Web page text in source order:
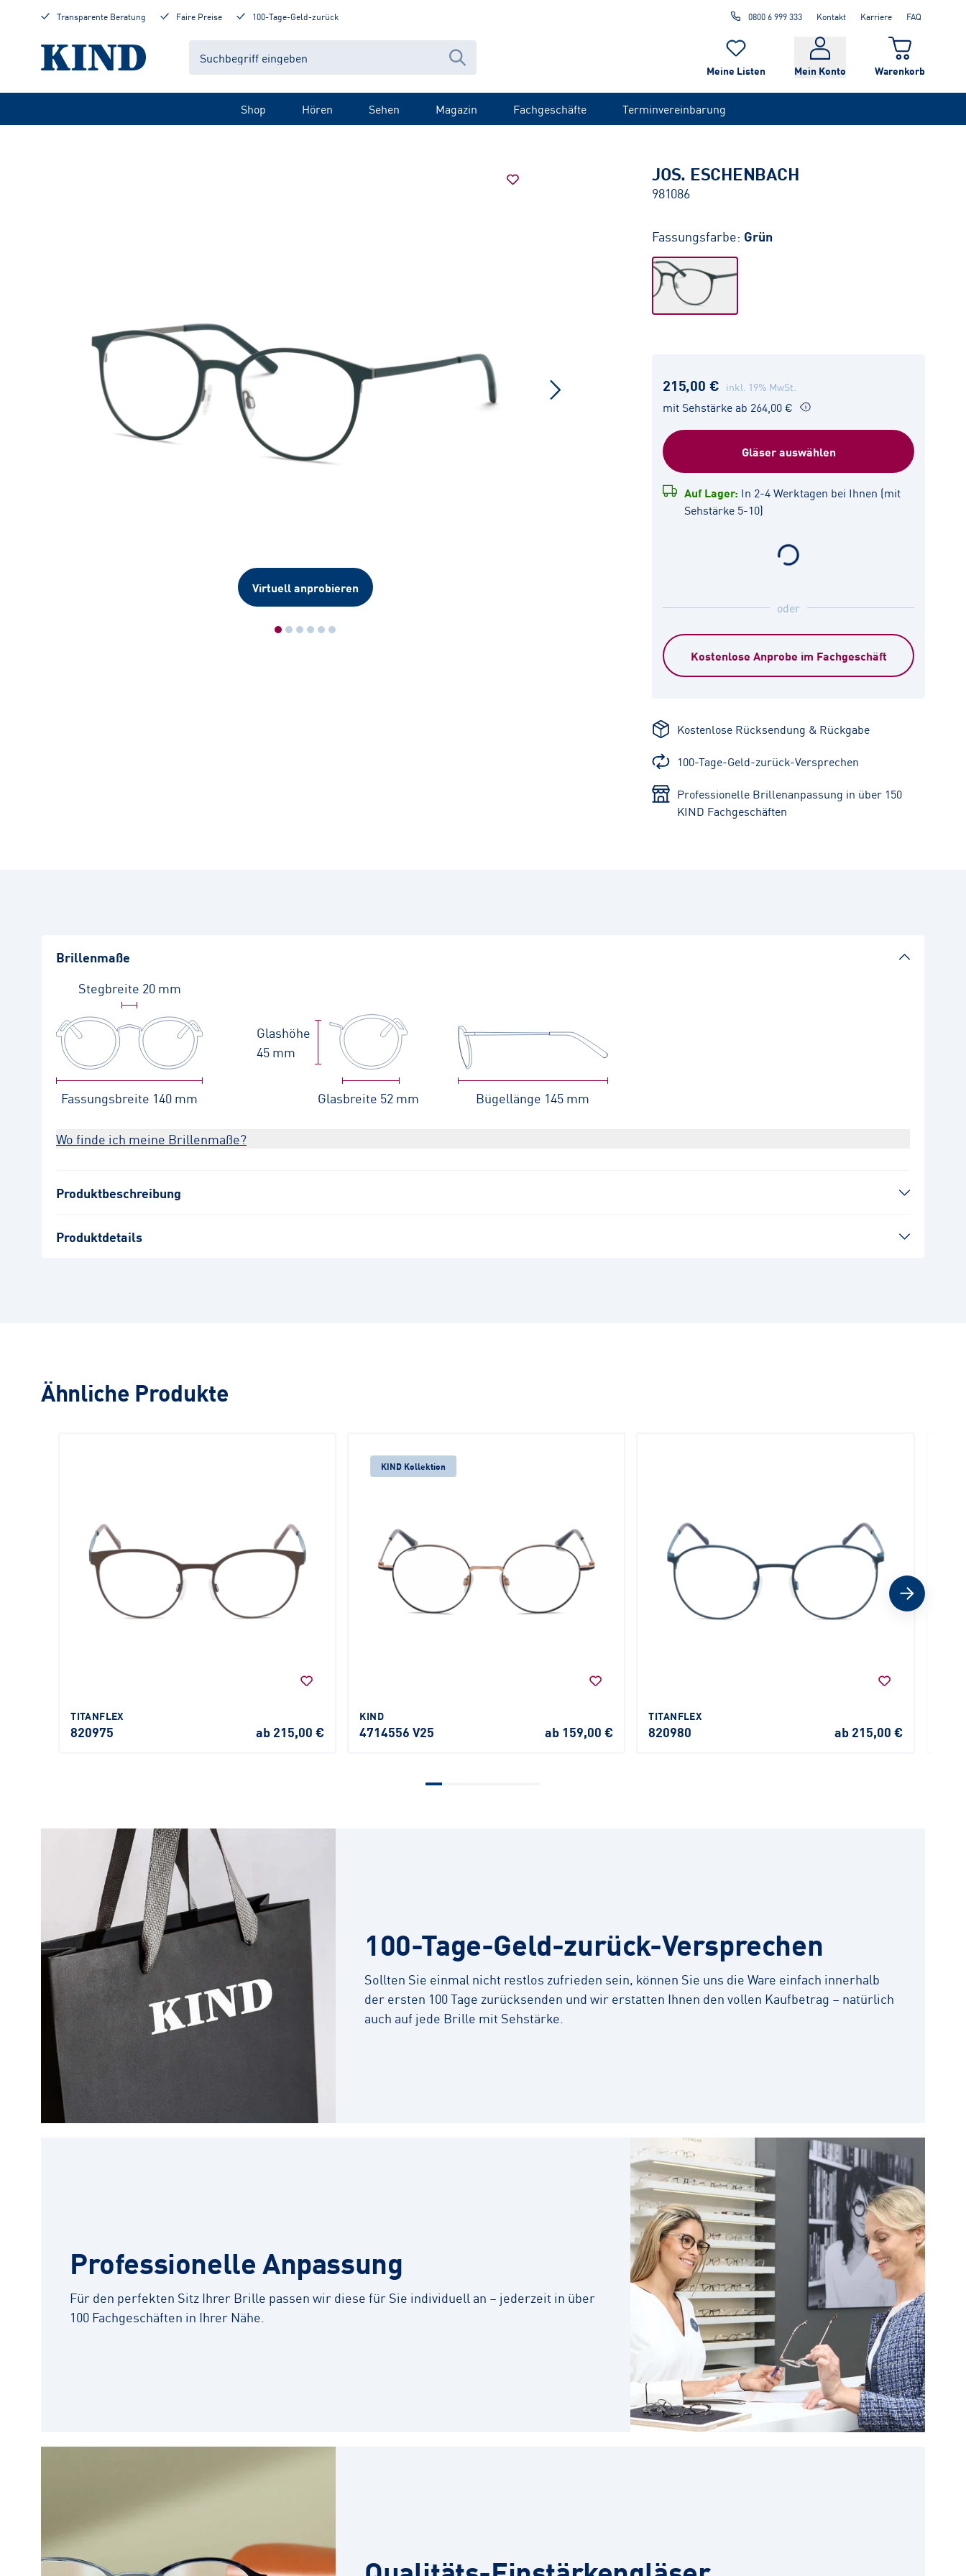
Transparente Beratung Faire Preise 100-Tage-Geld-zurück 0800 6 999 333 Kontakt Karriere FAQ
Meine Listen Mein Konto Warenkorb
Shop Hören Sehen Magazin Fachgeschäfte Terminvereinbarung
Virtuell anprobieren
JOS. ESCHENBACH
981086
Fassungsfarbe: Grün
215,00 € inkl. 19% MwSt.
mit Sehstärke ab 264,00 €
Gläser auswählen
Auf Lager: In 2-4 Werktagen bei Ihnen (mit
Sehstärke 5-10)
oder
Kostenlose Anprobe im Fachgeschäft
Kostenlose Rücksendung & Rückgabe
100-Tage-Geld-zurück-Versprechen
Professionelle Brillenanpassung in über 150
KIND Fachgeschäften
Brillenmaße
Stegbreite 20 mm
Fassungsbreite 140 mm Glasbreite 52 mm
Glashöhe
45 mm
Bügellänge 145 mm
Wo finde ich meine Brillenmaße?
Produktbeschreibung
Produktdetails
Ähnliche Produkte
TITANFLEX
820975 ab 215,00 €
KIND Kollektion
KIND
4714556 V25 ab 159,00 €
TITANFLEX
820980 ab 215,00 €
100-Tage-Geld-zurück-Versprechen
Sollten Sie einmal nicht restlos zufrieden sein, können Sie uns die Ware einfach innerhalb
der ersten 100 Tage zurücksenden und wir erstatten Ihnen den vollen Kaufbetrag – natürlich
auch auf jede Brille mit Sehstärke.
Professionelle Anpassung
Für den perfekten Sitz Ihrer Brille passen wir diese für Sie individuell an – jederzeit in über
100 Fachgeschäften in Ihrer Nähe.